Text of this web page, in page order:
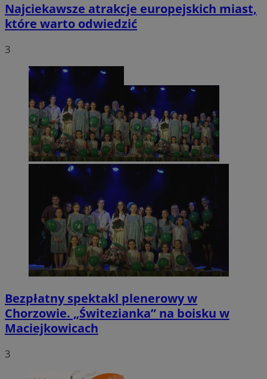
Najciekawsze atrakcje europejskich miast,
które warto odwiedzić
3
Bezpłatny spektakl plenerowy w
Chorzowie. „Świtezianka” na boisku w
Maciejkowicach
3